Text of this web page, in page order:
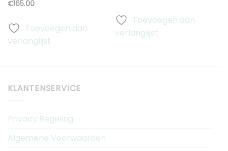
€165.00
Toevoegen aan
verlanglijst
Toevoegen aan
verlanglijst
KLANTENSERVICE
Privacy Regeling
Algemene Voorwaarden